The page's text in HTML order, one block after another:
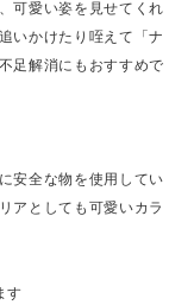
可愛い姿を見せてくれ
いかけたり咥えて「ナ
足解消にもおすすめで
安全な物を使用してい
アとしても可愛いカラ
す